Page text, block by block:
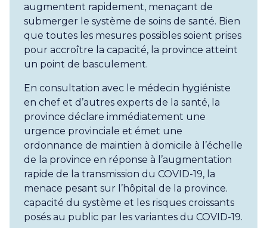
augmentent rapidement, menaçant de
submerger le système de soins de santé. Bien
que toutes les mesures possibles soient prises
pour accroître la capacité, la province atteint
un point de basculement.
En consultation avec le médecin hygiéniste
en chef et d’autres experts de la santé, la
province déclare immédiatement une
urgence provinciale et émet une
ordonnance de maintien à domicile à l’échelle
de la province en réponse à l’augmentation
rapide de la transmission du COVID-19, la
menace pesant sur l’hôpital de la province.
capacité du système et les risques croissants
posés au public par les variantes du COVID-19.